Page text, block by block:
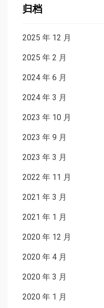
归档
2025 年 12 月
2025 年 2 月
2024 年 6 月
2024 年 3 月
2023 年 10 月
2023 年 9 月
2023 年 3 月
2022 年 11 月
2021 年 3 月
2021 年 1 月
2020 年 12 月
2020 年 4 月
2020 年 3 月
2020 年 1 月